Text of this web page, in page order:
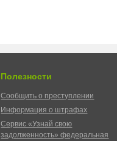
Полезности
Сообщить о преступлении
Информация о штрафах
Сервис «Узнай свою
задолженность» федеральная